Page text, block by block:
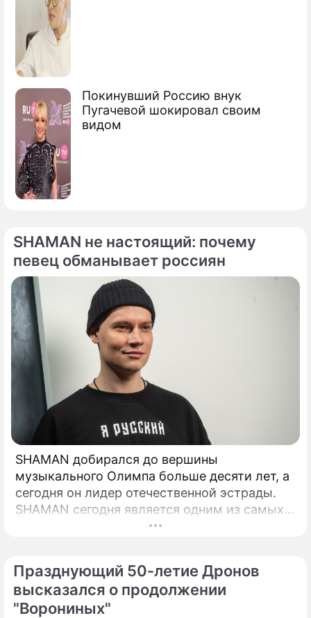
Покинувший Россию внук
Пугачевой шокировал своим
видом
SHAMAN не настоящий: почему
певец обманывает россиян
SHAMAN добирался до вершины
музыкального Олимпа больше десяти лет, а
сегодня он лидер отечественной эстрады.
SHAMAN сегодня является одним из самых
востребованных российских музыкантов.
Празднующий 50-летие Дронов
высказался о продолжении
"Ворониных"